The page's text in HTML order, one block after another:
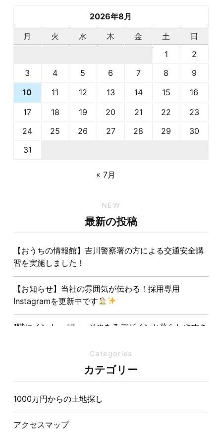
2026年8月
月
火 水 木 金 土
日
1
2
3
4 5 6 7 8
9
10
11 12 13 14 15
16
17
18 19 20 21 22
23
24
25 26 27 28 29
30
31
« 7月
NEW
最新の投稿
【おうちの情報館】吉川警察署の方による交通安全講
習を実施しました！
【お知らせ】当社の雰囲気が伝わる！採用専用
Instagramを更新中です
1階にインナーガレージのあるデザインと暮らしやすさ
夏の熱中症対策は家づくりから。屋根・壁・基礎の構
造が快適さをつくる理由
【埼玉県経営品質知事賞】大野知事へ受賞のご報告と
表敬訪問を行いました
Categories
カテゴリー
1000万円からの土地探し
アクセスマップ